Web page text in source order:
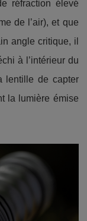
réfraction élevé
de l’air), et que
angle critique, il
à l’intérieur du
lentille de capter
la lumière émise